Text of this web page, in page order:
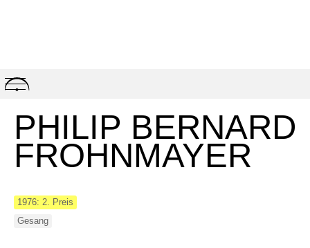
Skip
to
PHILIP BERNARD
FROHNMAYER
1976: 2. Preis
Gesang